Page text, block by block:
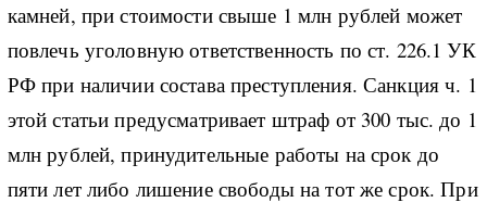
камней, при стоимости свыше 1 млн рублей может
повлечь уголовную ответственность по ст. 226.1 УК
РФ при наличии состава преступления. Санкция ч. 1
этой статьи предусматривает штраф от 300 тыс. до 1
млн рублей, принудительные работы на срок до
пяти лет либо лишение свободы на тот же срок. При